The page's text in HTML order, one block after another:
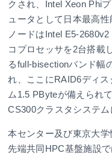
クされ、Intel Xeon Phi
ュータとして日本最高
ノードはIntel E5-
コプロセッサを2台搭載
るfull-bisectionバンド幅
れ、ここにRAID6ディ
ム1.5 PByteが備えられ
CS300クラスタシステム
本センター及び東京大
先端共同HPC基盤施設